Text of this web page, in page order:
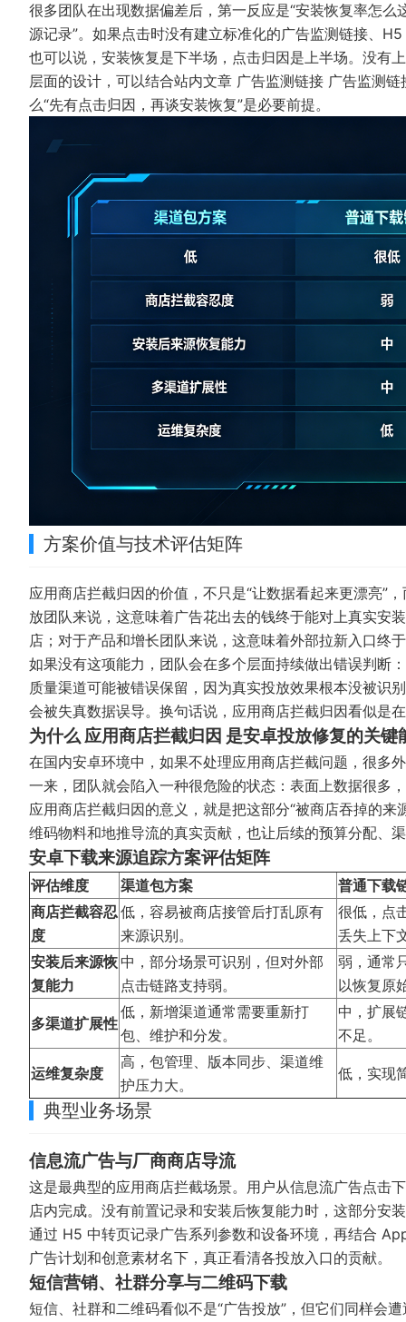
很多团队在出现数据偏差后，第一反应是“安装恢复率怎
源记录”。如果点击时没有建立标准化的广告监测链接、
也可以说，安装恢复是下半场，点击归因是上半场。没有
层面的设计，可以结合站内文章 广告监测链接 广告监测
么“先有点击归因，再谈安装恢复”是必要前提。
方案价值与技术评估矩阵
应用商店拦截归因的价值，不只是“让数据看起来更漂亮”
放团队来说，这意味着广告花出去的钱终于能对上真实安
店；对于产品和增长团队来说，这意味着外部拉新入口终
如果没有这项能力，团队会在多个层面持续做出错误判断
质量渠道可能被错误保留，因为真实投放效果根本没被识
会被失真数据误导。换句话说，应用商店拦截归因看似是
为什么 应用商店拦截归因 是安卓投放修复的关键
在国内安卓环境中，如果不处理应用商店拦截问题，很多
一来，团队就会陷入一种很危险的状态：表面上数据很多
应用商店拦截归因的意义，就是把这部分“被商店吞掉的
维码物料和地推导流的真实贡献，也让后续的预算分配、
安卓下载来源追踪方案评估矩阵
评估维度 渠道包方案
普通下载
商店拦截容忍
度
低，容易被商店接管后打乱原有
来源识别。
很低，点
丢失上下
安装后来源恢
复能力
中，部分场景可识别，但对外部
点击链路支持弱。
弱，通常
以恢复原
多渠道扩展性
低，新增渠道通常需要重新打
包、维护和分发。
中，扩展
不足。
运维复杂度
高，包管理、版本同步、渠道维
护压力大。
低，实现
典型业务场景
信息流广告与厂商商店导流
这是最典型的应用商店拦截场景。用户从信息流广告点击
店内完成。没有前置记录和安装后恢复能力时，这部分安
通过 H5 中转页记录广告系列参数和设备环境，再结合
广告计划和创意素材名下，真正看清各投放入口的贡献。
短信营销、社群分享与二维码下载
短信、社群和二维码看似不是“广告投放”，但它们同样会